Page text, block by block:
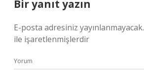
Bir yanıt yazın
E-posta adresiniz yayınlanmayacak.
ile işaretlenmişlerdir
Yorum